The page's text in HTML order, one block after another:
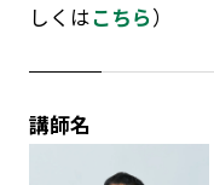
しくはこちら）
講師名